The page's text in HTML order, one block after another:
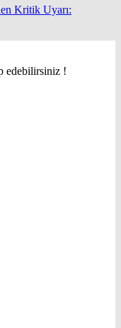
Kritik Uyarı:
edebilirsiniz !